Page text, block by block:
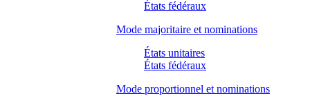
États fédéraux
Mode majoritaire et nominations
États unitaires
États fédéraux
Mode proportionnel et nominations